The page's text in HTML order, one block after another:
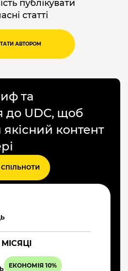
публікувати
статті
АВТОРОМ
та
до UDC, щоб
контент
ЕКОНОМІЯ 10%